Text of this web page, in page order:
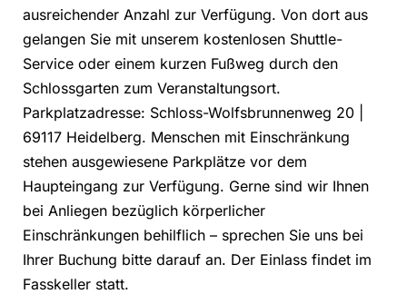
ausreichender Anzahl zur Verfügung. Von dort aus
gelangen Sie mit unserem kostenlosen Shuttle-
Service oder einem kurzen Fußweg durch den
Schlossgarten zum Veranstaltungsort.
Parkplatzadresse: Schloss-Wolfsbrunnenweg 20 |
69117 Heidelberg. Menschen mit Einschränkung
stehen ausgewiesene Parkplätze vor dem
Haupteingang zur Verfügung. Gerne sind wir Ihnen
bei Anliegen bezüglich körperlicher
Einschränkungen behilflich – sprechen Sie uns bei
Ihrer Buchung bitte darauf an. Der Einlass findet im
Fasskeller statt.